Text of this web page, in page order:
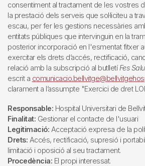
consentiment al tractament de les vostres
la prestació dels serveis que sol·liciteu a
escau, per fer les gestions necessàries
entitats públiques que intervinguin en la
posterior incorporació en l'esmentat fitxer
exercitar els drets d’accés, rectificació,
relació amb la subscripció al butlletí Fes
escrit a
clarament a l’assumpte "Exercici de dret
Responsable: Hospital Universitari de
Finalitat: Gestionar el contacte de l'usuari
Legitimació: Acceptació expresa de la
Drets: Accés, rectificació, supresió i
limitació i oposició al seu tractament.
Procedència: El propi interessat.